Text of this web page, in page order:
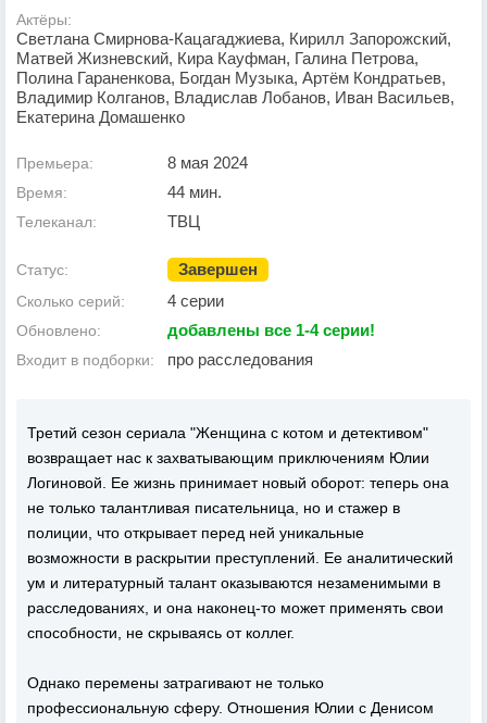
Актёры:
Светлана Смирнова-Кацагаджиева, Кирилл Запорожский,
Матвей Жизневский, Кира Кауфман, Галина Петрова,
Полина Гараненкова, Богдан Музыка, Артём Кондратьев,
Владимир Колганов, Владислав Лобанов, Иван Васильев,
Екатерина Домашенко
Премьера: 8 мая 2024
Время: 44 мин.
Телеканал: ТВЦ
Статус: Завершен
Сколько серий: 4 серии
Обновлено: добавлены все 1-4 серии!
Входит в подборки: про расследования
Третий сезон сериала "Женщина с котом и детективом"
возвращает нас к захватывающим приключениям Юлии
Логиновой. Ее жизнь принимает новый оборот: теперь она
не только талантливая писательница, но и стажер в
полиции, что открывает перед ней уникальные
возможности в раскрытии преступлений. Ее аналитический
ум и литературный талант оказываются незаменимыми в
расследованиях, и она наконец-то может применять свои
способности, не скрываясь от коллег.
Однако перемены затрагивают не только
профессиональную сферу. Отношения Юлии с Денисом